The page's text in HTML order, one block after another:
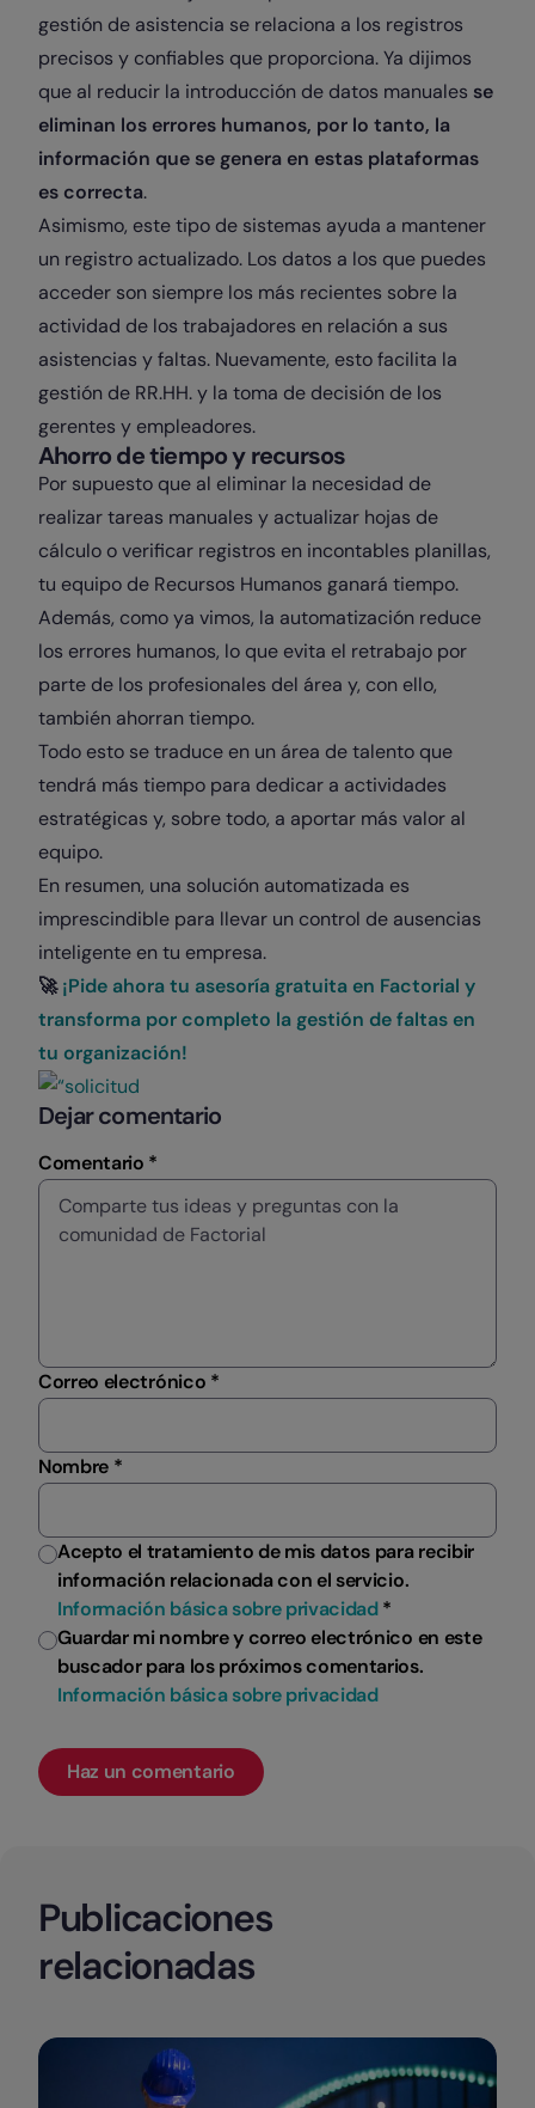
gestión de asistencia se relaciona a los registros
precisos y confiables que proporciona. Ya dijimos
que al reducir la introducción de datos manuales se
eliminan los errores humanos, por lo tanto, la
información que se genera en estas plataformas
es correcta.
Asimismo, este tipo de sistemas ayuda a mantener
un registro actualizado. Los datos a los que puedes
acceder son siempre los más recientes sobre la
actividad de los trabajadores en relación a sus
asistencias y faltas. Nuevamente, esto facilita la
gestión de RR.HH. y la toma de decisión de los
gerentes y empleadores.
Ahorro de tiempo y recursos
Por supuesto que al eliminar la necesidad de
realizar tareas manuales y actualizar hojas de
cálculo o verificar registros en incontables planillas,
tu equipo de Recursos Humanos ganará tiempo.
Además, como ya vimos, la automatización reduce
los errores humanos, lo que evita el retrabajo por
parte de los profesionales del área y, con ello,
también ahorran tiempo.
Todo esto se traduce en un área de talento que
tendrá más tiempo para dedicar a actividades
estratégicas y, sobre todo, a aportar más valor al
equipo.
En resumen, una solución automatizada es
imprescindible para llevar un control de ausencias
inteligente en tu empresa.
🚀¡Pide ahora tu asesoría gratuita en Factorial y
transforma por completo la gestión de faltas en
tu organización!
Dejar comentario
Comentario *
Correo electrónico *
Nombre *
Acepto el tratamiento de mis datos para recibir
información relacionada con el servicio.
Información básica sobre privacidad*
Guardar mi nombre y correo electrónico en este
buscador para los próximos comentarios.
Información básica sobre privacidad
Publicaciones
relacionadas